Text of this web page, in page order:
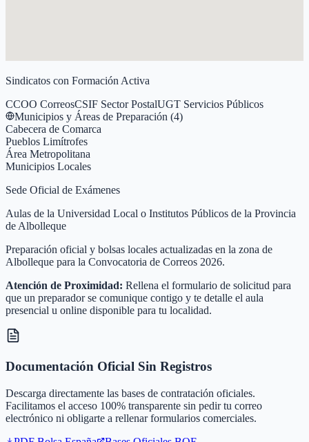
Sindicatos con Formación Activa
CCOO CorreosCSIF Sector PostalUGT Servicios Públicos
Municipios y Áreas de Preparación (4)
Cabecera de Comarca
Pueblos Limítrofes
Área Metropolitana
Municipios Locales
Sede Oficial de Exámenes
Aulas de la Universidad Local o Institutos Públicos de la Provincia
de Albolleque
Preparación oficial y bolsas locales actualizadas en la zona de
Albolleque para la Convocatoria de Correos 2026.
Atención de Proximidad: Rellena el formulario de solicitud para
que un preparador se comunique contigo y te detalle el aula
presencial u online disponible para tu localidad.
Documentación Oficial Sin Registros
Descarga directamente las bases de contratación oficiales.
Facilitamos el acceso 100% transparente sin pedir tu correo
electrónico ni obligarte a rellenar formularios comerciales.